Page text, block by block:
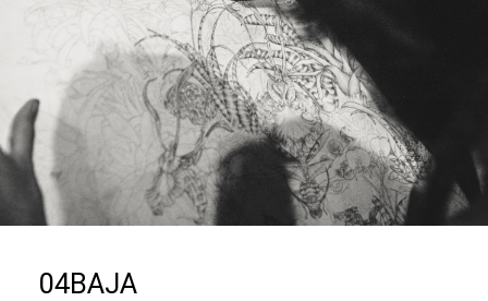
04BAJA